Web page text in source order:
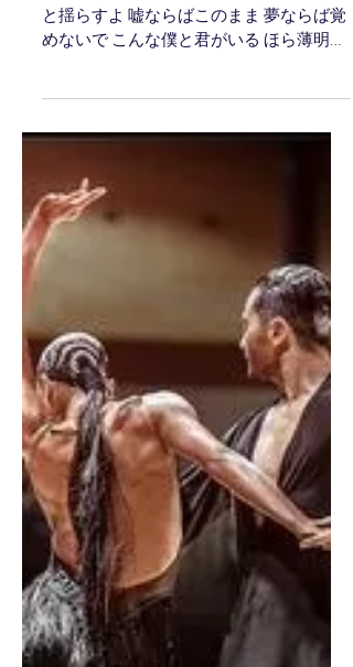
【甘い予感】 夜の風 カーテンをユラユラ
と揺らすよ 嘘ならばこのまま 夢ならば覚
りに照らされた唇が とても とても綺麗だ
は忍び込んできて深いキスを残した 甘い